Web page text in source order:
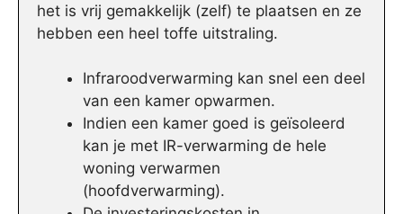
het is vrij gemakkelijk (zelf) te plaatsen en ze
hebben een heel toffe uitstraling.
Infraroodverwarming kan snel een deel
van een kamer opwarmen.
Indien een kamer goed is geïsoleerd
kan je met IR-verwarming de hele
woning verwarmen
(hoofdverwarming).